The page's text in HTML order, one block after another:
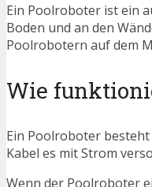
Ein Poolroboter ist ein
Boden und an den
Poolrobotern auf dem
Wie
Ein Poolroboter
Kabel es mit Strom
Wenn der Poolroboter